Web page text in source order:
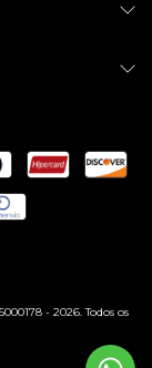
- 2026. Todos os